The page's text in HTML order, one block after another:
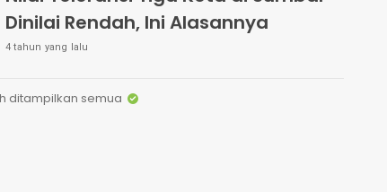
Dinilai Rendah, Ini Alasannya
4 tahun yang lalu
ditampilkan semua